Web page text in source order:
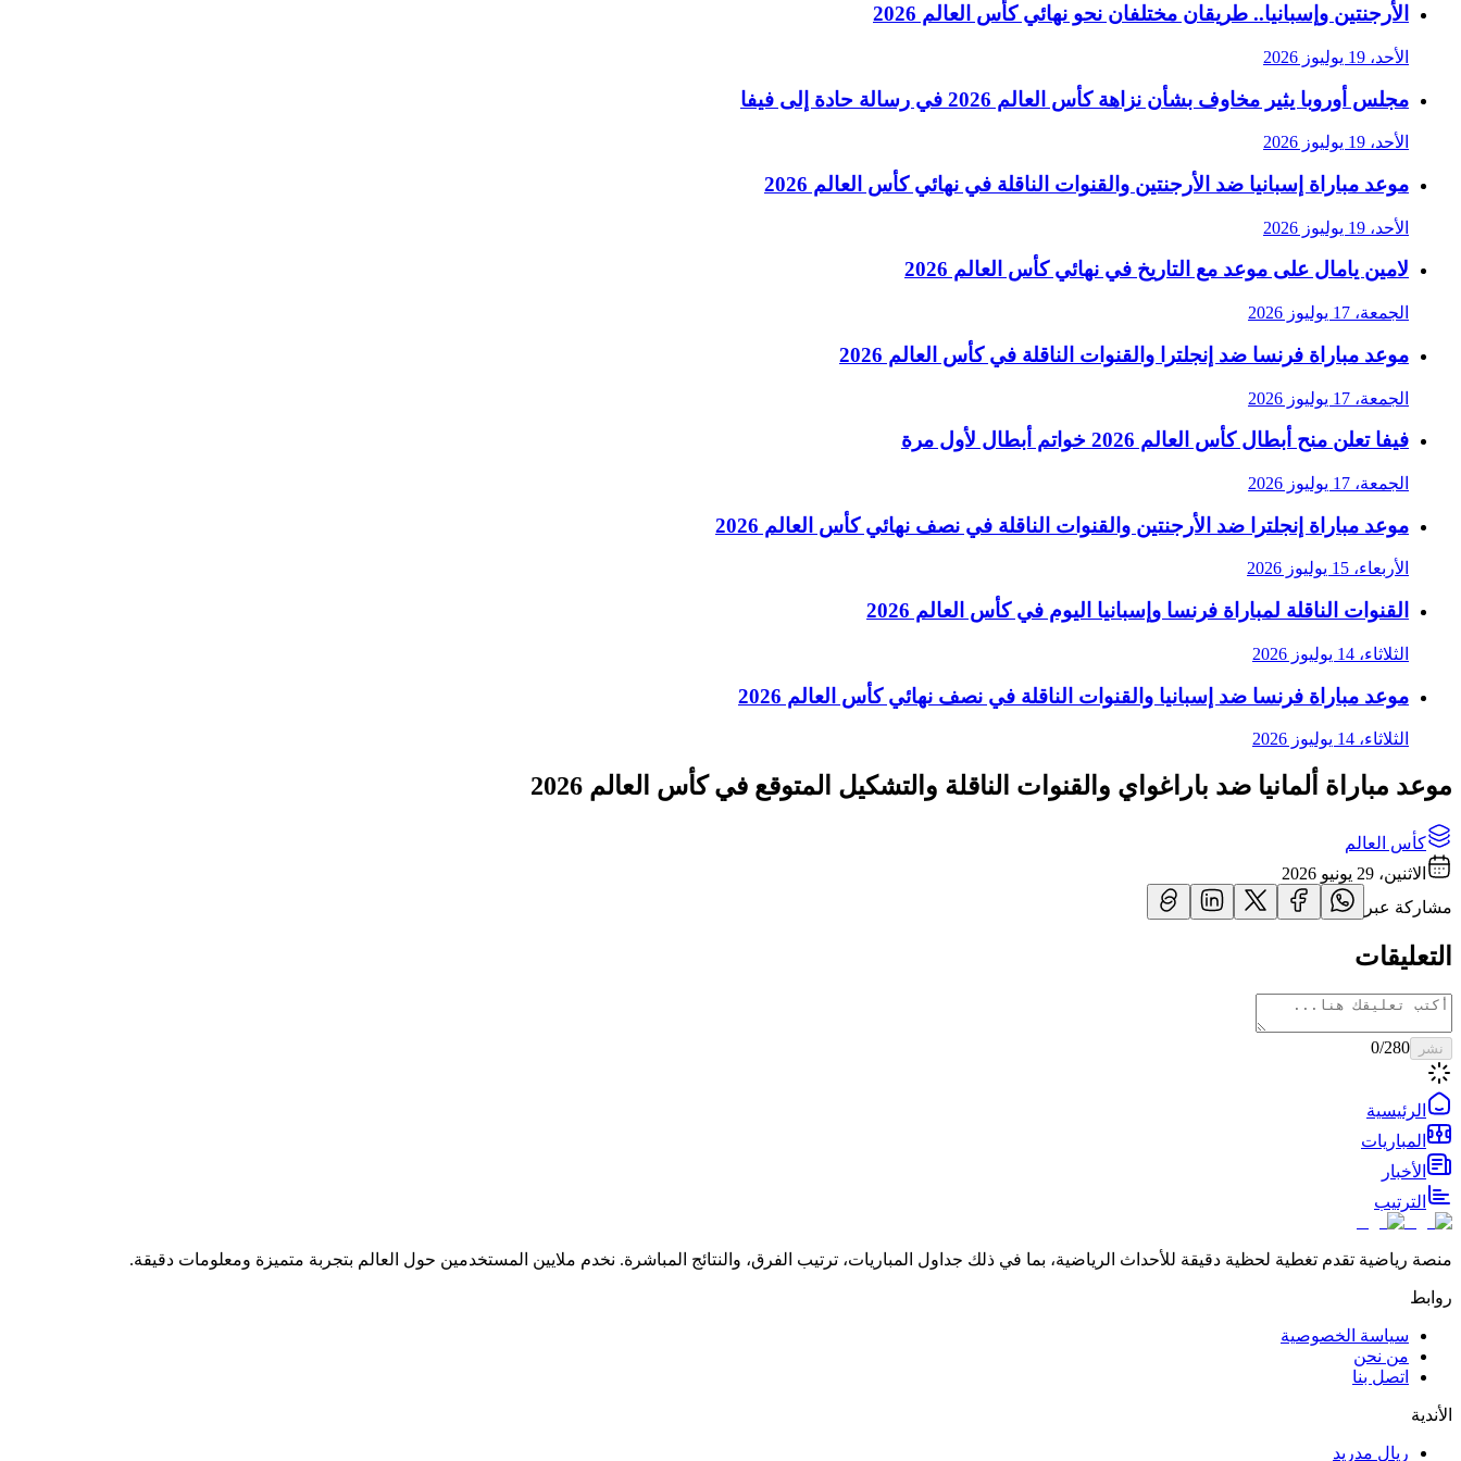
الأرجنتين وإسبانيا.. طريقان مختلفان نحو نهائي كأس العالم 2026
الأحد، 19 يوليوز 2026
مجلس أوروبا يثير مخاوف بشأن نزاهة كأس العالم 2026 في رسالة حادة إلى فيفا
الأحد، 19 يوليوز 2026
موعد مباراة إسبانيا ضد الأرجنتين والقنوات الناقلة في نهائي كأس العالم 2026
الأحد، 19 يوليوز 2026
لامين يامال على موعد مع التاريخ في نهائي كأس العالم 2026
الجمعة، 17 يوليوز 2026
موعد مباراة فرنسا ضد إنجلترا والقنوات الناقلة في كأس العالم 2026
الجمعة، 17 يوليوز 2026
فيفا تعلن منح أبطال كأس العالم 2026 خواتم أبطال لأول مرة
الجمعة، 17 يوليوز 2026
موعد مباراة إنجلترا ضد الأرجنتين والقنوات الناقلة في نصف نهائي كأس العالم 2026
الأربعاء، 15 يوليوز 2026
القنوات الناقلة لمباراة فرنسا وإسبانيا اليوم في كأس العالم 2026
الثلاثاء، 14 يوليوز 2026
موعد مباراة فرنسا ضد إسبانيا والقنوات الناقلة في نصف نهائي كأس العالم 2026
الثلاثاء، 14 يوليوز 2026
موعد مباراة ألمانيا ضد باراغواي والقنوات الناقلة والتشكيل المتوقع في كأس العالم 2026
كأس العالم
الاثنين، 29 يونيو 2026
مشاركة عبر
التعليقات
نشر 0/280
الرئيسية
المباريات
الأخبار
الترتيب
منصة رياضية تقدم تغطية لحظية دقيقة للأحداث الرياضية، بما في ذلك جداول المباريات، ترتيب الفرق، والنتائج المباشرة. نخدم ملايين المستخدمين حول العالم بتجربة متميزة ومعلومات دقيقة.
روابط
سياسة الخصوصية
من نحن
اتصل بنا
الأندية
ريال مدريد